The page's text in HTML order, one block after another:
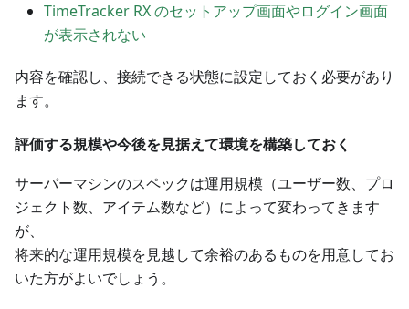
TimeTracker RX のセットアップ画面やログイン画面
が表示されない
内容を確認し、接続できる状態に設定しておく必要があり
ます。
評価する規模や今後を見据えて環境を構築しておく
サーバーマシンのスペックは運用規模（ユーザー数、プロ
ジェクト数、アイテム数など）によって変わってきます
が、
将来的な運用規模を見越して余裕のあるものを用意してお
いた方がよいでしょう。